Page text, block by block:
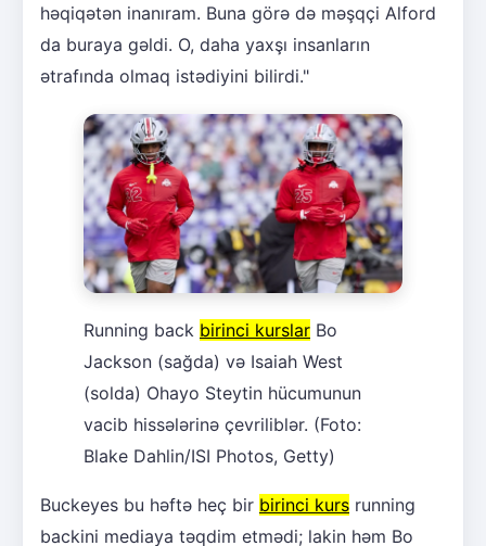
həqiqətən inanıram. Buna görə də məşqçi Alford
da buraya gəldi. O, daha yaxşı insanların
ətrafında olmaq istədiyini bilirdi."
Running back birinci kurslar Bo
Jackson (sağda) və Isaiah West
(solda) Ohayo Steytin hücumunun
vacib hissələrinə çevriliblər. (Foto:
Blake Dahlin/ISI Photos, Getty)
Buckeyes bu həftə heç bir birinci kurs running
backini mediaya təqdim etmədi; lakin həm Bo